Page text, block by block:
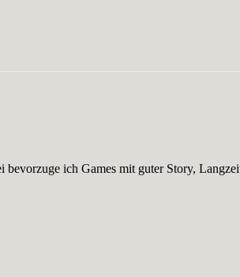
ich Games mit guter Story,